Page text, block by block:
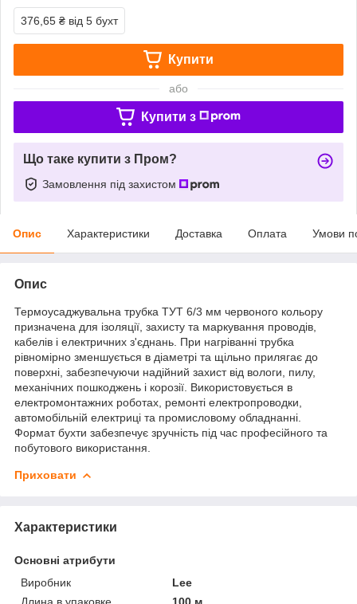
376,65 ₴ від 5 бухт
Купити
або
Купити з
Що таке купити з Пром?
Замовлення під захистом
Опис Характеристики Доставка Оплата Умови
Опис
Термоусаджувальна трубка ТУТ 6/3 мм червоного кольору
призначена для ізоляції, захисту та маркування проводів,
кабелів і електричних з'єднань. При нагріванні трубка
рівномірно зменшується в діаметрі та щільно прилягає до
поверхні, забезпечуючи надійний захист від вологи, пилу,
механічних пошкоджень і корозії. Використовується в
електромонтажних роботах, ремонті електропроводки,
автомобільній електриці та промисловому обладнанні.
Формат бухти забезпечує зручність під час професійного та
побутового використання.
Приховати
Характеристики
Основні атрибути
Виробник
Lee
Длина в упаковке
100 м